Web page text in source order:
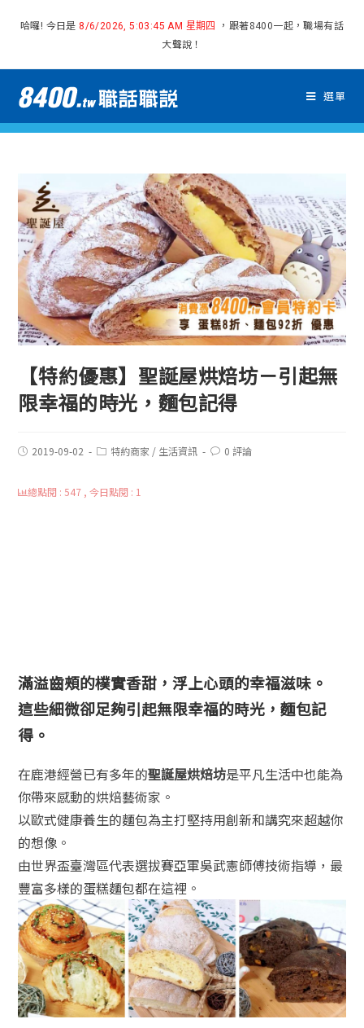
哈囉! 今日是 8/6/2026, 5:03:46 AM 星期四
，跟著8400一起，職場有話
大聲說！
選單
【特約優惠】聖誕屋烘焙坊－引起無
限幸福的時光，麵包記得
2019-09-02 特約商家 / 生活資訊 0 評論
總點閱 : 547 , 今日點閱 : 1
滿溢齒頰的樸實香甜，浮上心頭的幸福滋味。
這些細微卻足夠引起無限幸福的時光，麵包記
得。
在鹿港經營已有多年的聖誕屋烘焙坊是平凡生活中也能為
你帶來感動的烘焙藝術家。
以歐式健康養生的麵包為主打堅持用創新和講究來超越你
的想像。
由世界盃臺灣區代表選拔賽亞軍吳武憲師傅技術指導，最
豐富多樣的蛋糕麵包都在這裡。